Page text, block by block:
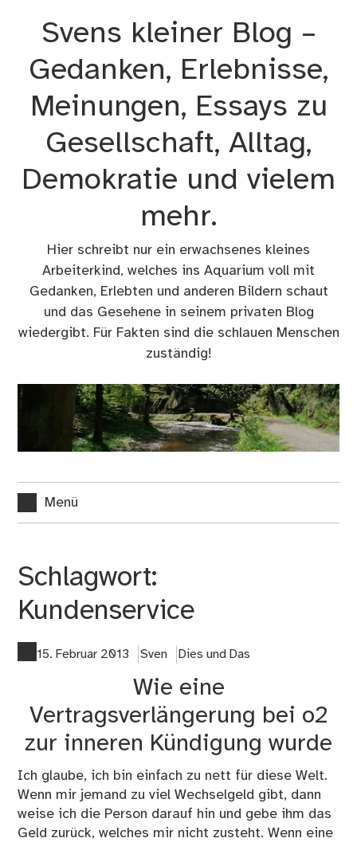
Svens kleiner Blog –
Gedanken, Erlebnisse,
Meinungen, Essays zu
Gesellschaft, Alltag,
Demokratie und vielem
mehr.
Hier schreibt nur ein erwachsenes kleines
Arbeiterkind, welches ins Aquarium voll mit
Gedanken, Erlebten und anderen Bildern schaut
und das Gesehene in seinem privaten Blog
wiedergibt. Für Fakten sind die schlauen Menschen
zuständig!
Menü
Schlagwort:
Kundenservice
15. Februar 2013 Sven Dies und Das
Wie eine
Vertragsverlängerung bei o2
zur inneren Kündigung wurde
Ich glaube, ich bin einfach zu nett für diese Welt.
Wenn mir jemand zu viel Wechselgeld gibt, dann
weise ich die Person darauf hin und gebe ihm das
Geld zurück, welches mir nicht zusteht. Wenn eine